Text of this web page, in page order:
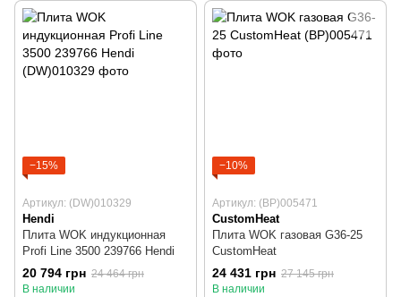
−15%
Артикул: (DW)010329
Hendi
Плита WOK индукционная
Profi Line 3500 239766 Hendi
20 794 грн 24 464 грн
В наличии
−10%
Артикул: (BP)005471
CustomHeat
Плита WOK газовая G36-25
CustomHeat
24 431 грн 27 145 грн
В наличии